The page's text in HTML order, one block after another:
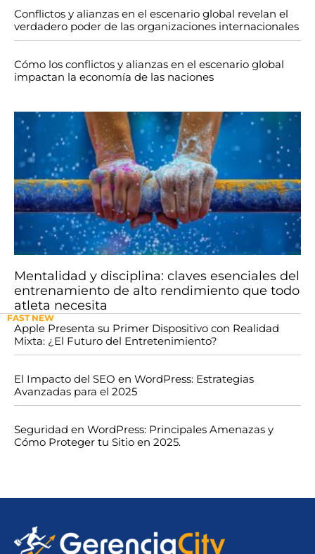
Conflictos y alianzas en el escenario global revelan el
verdadero poder de las organizaciones internacionales
Cómo los conflictos y alianzas en el escenario global
impactan la economía de las naciones
Mentalidad y disciplina: claves esenciales del
entrenamiento de alto rendimiento que todo
atleta necesita
FAST NEW
Apple Presenta su Primer Dispositivo con Realidad
Mixta: ¿El Futuro del Entretenimiento?
El Impacto del SEO en WordPress: Estrategias
Avanzadas para el 2025
Seguridad en WordPress: Principales Amenazas y
Cómo Proteger tu Sitio en 2025.